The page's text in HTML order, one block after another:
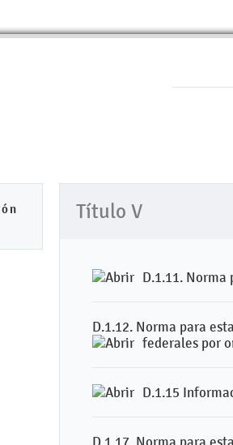
Título V
D.1.11.
D.1.12. Norma para
federales por
D.1.15
D.1.17. Norma para